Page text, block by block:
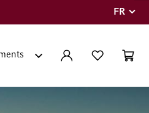
Langue
FR
COMPTE LISTE
PANIER